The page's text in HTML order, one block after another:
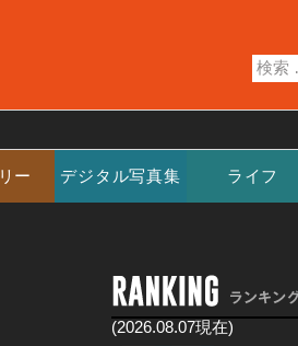
ー デジタル写真集 ライフ
(2026.08.07現在)